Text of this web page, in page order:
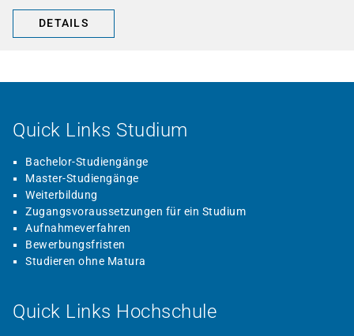
DETAILS
Quick Links Studium
Bachelor-Studiengänge
Master-Studiengänge
Weiterbildung
Zugangsvoraussetzungen für ein Studium
Aufnahmeverfahren
Bewerbungsfristen
Studieren ohne Matura
Quick Links Hochschule